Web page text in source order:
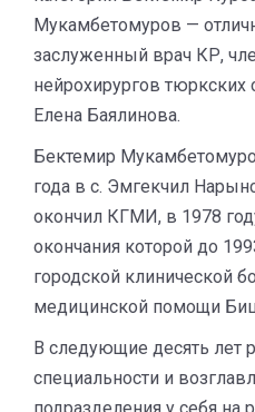
Мукамбетомуров —
заслуженный врач КР,
нейрохирургов тюркских
Елена Баялинова.
Бектемир
года в с. Эмгекчил
окончил КГМИ, в 1978
окончания которой до
городской клинической
медицинской помощи
В следующие десять лет
специальности и